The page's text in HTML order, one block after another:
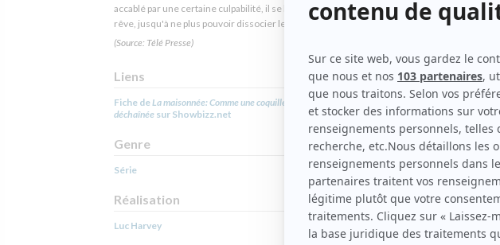
accablé par une certaine culpabilité, il se laisse envahir par le
rêve, jusqu'à ne plus pouvoir dissocier le réel de la fantaisie.
(Source: Télé Presse)
Liens
Fiche deLa maisonnée: Comme une coquille de noix sur une mer
déchaînée sur Showbizz.net
Genre
Série
Réalisation
Luc Harvey
Michèle
Maurice Beaupré(
Mimi Hétu(Rôle
Mario Chandonnet
Lucie Buisson(